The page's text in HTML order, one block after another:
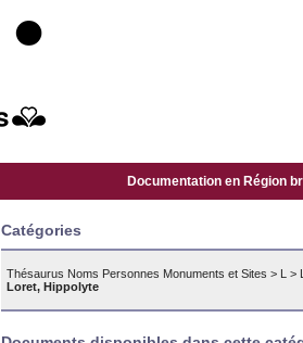
Documentation en Région
Catégories
Thésaurus Noms Personnes Monuments et Sites > L >
Loret, Hippolyte